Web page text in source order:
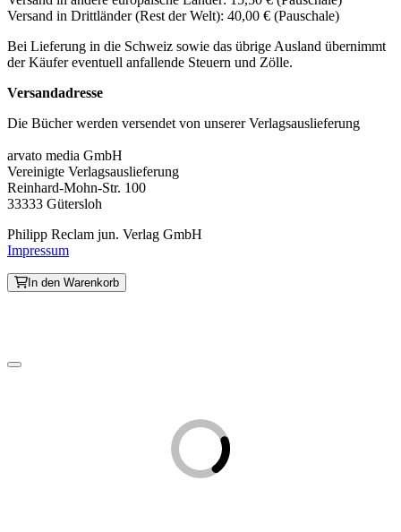
Versand in Drittländer (Rest der Welt): 40,00 € (Pauschale)
Bei Lieferung in die Schweiz sowie das übrige Ausland übernimmt
der Käufer eventuell anfallende Steuern und Zölle.
Versandadresse
Die Bücher werden versendet von unserer Verlagsauslieferung
arvato media GmbH
Vereinigte Verlagsauslieferung
Reinhard-Mohn-Str. 100
33333 Gütersloh
Philipp Reclam jun. Verlag GmbH
Impressum
In den Warenkorb